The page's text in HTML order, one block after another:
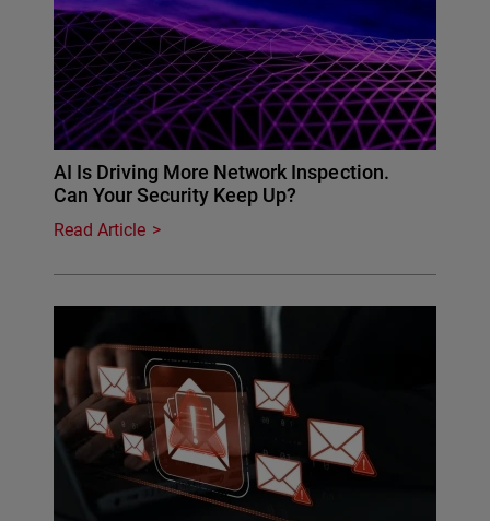
AI Is Driving More Network Inspection.
Can Your Security Keep Up?
Read Article